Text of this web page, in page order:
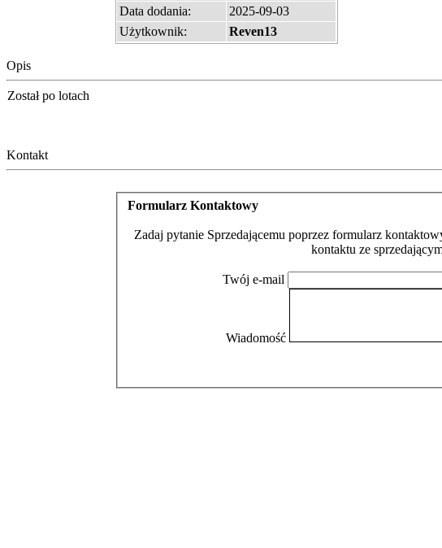
Data dodania:
2025-09-03
Użytkownik:
Reven13
Opis
Został po lotach
Kontakt
Formularz Kontaktowy
Zadaj pytanie Sprzedającemu poprzez formularz
kontaktu ze
Twój e-mail
Wiadomość